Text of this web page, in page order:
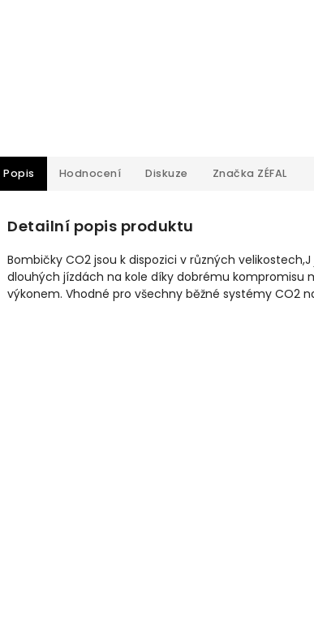
Popis Hodnocení Diskuze Značka ZÉFAL
Detailní popis produktu
Bombičky CO2 jsou k dispozici v různých
dlouhých jízdách na kole díky dobrému kompromisu
výkonem. Vhodné pro všechny běžné systémy CO2